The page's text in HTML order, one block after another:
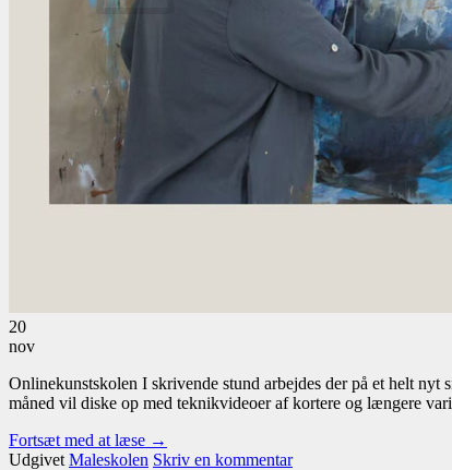
Ingen varer i kurven.
Tilbage til shoppen
Kurv
20
nov
Onlinekunstskolen I skrivende stund arbejdes der på et helt
måned vil diske op med teknikvideoer af kortere og længere
Fortsæt med at læse →
Udgivet Maleskolen Skriv en kommentar